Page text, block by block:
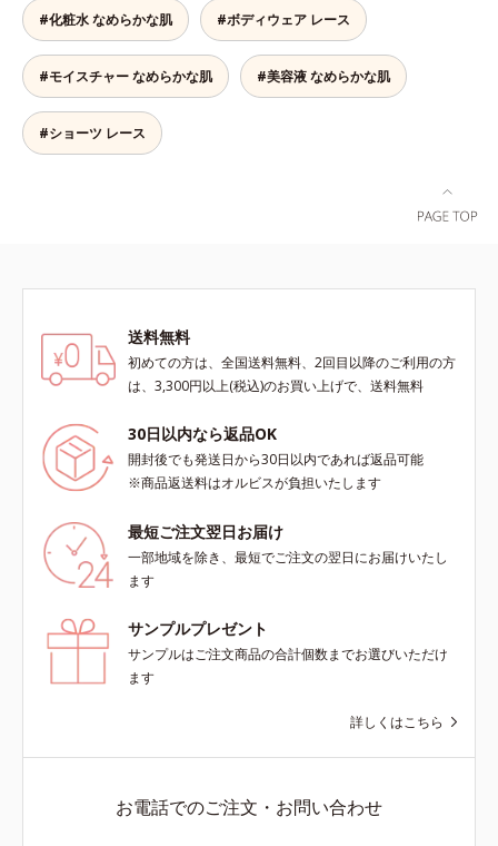
こなせるボーイレングスタイプで
す。うっとりするような肌ざわり
「高級スーピマ綿」を贅沢に使用
し、肌にぴたっと吸いつくようなこ
こちよさを感じます。ワンランク上
のなめらかな肌ざわりです。ふわふ
わ感触のレースウエストと脚口のレ
す。うっとりするような肌ざわり
「高級スーピマ綿」を贅沢に使用
し、肌にぴたっと吸いつくようなこ
こちよさを感じます。ワンランク上
のなめらかな肌ざわりです。ふわふ
ざわり。レースが肌にあたってチク
チク…という不快感がありません。
#化粧水 なめらかな肌 #ボディウェア レース
#モイスチャー なめらかな肌 #美容液 なめらかな肌
#ショーツ レース
送料無料
初めての方は、全国送料無料、2回目以降のご利用の方
は、3,300円以上(税込)のお買い上げで、送料無料
30日以内なら返品OK
開封後でも発送日から30日以内であれば返品可能
※商品返送料はオルビスが負担いたします
最短ご注文翌日お届け
一部地域を除き、最短でご注文の翌日にお届けいたし
ます
サンプルプレゼント
サンプルはご注文商品の合計個数までお選びいただけ
ます
詳しくはこちら
お電話でのご注文・お問い合わせ